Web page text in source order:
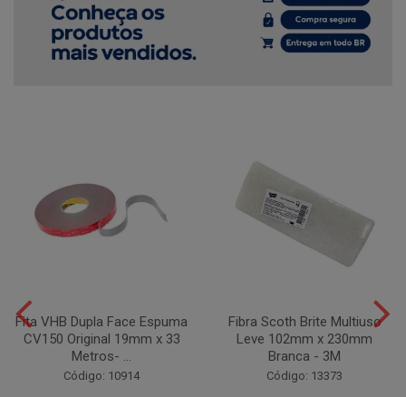
Fita VHB Dupla Face Espuma
CV150 Original 19mm x 33
Metros- ...
Código: 10914
Fibra Scoth Brite Multiuso
Leve 102mm x 230mm
Branca - 3M
Código: 13373